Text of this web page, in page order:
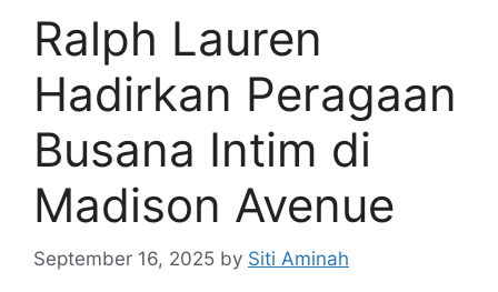
Ralph Lauren
Hadirkan Peragaan
Busana Intim di
Madison Avenue
September 16, 2025 by Siti Aminah